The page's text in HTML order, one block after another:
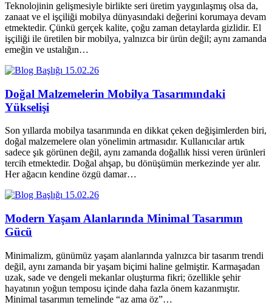
Teknolojinin gelişmesiyle birlikte seri üretim yaygınlaşmış olsa da,
zanaat ve el işçiliği mobilya dünyasındaki değerini korumaya devam
etmektedir. Çünkü gerçek kalite, çoğu zaman detaylarda gizlidir. El
işçiliği ile üretilen bir mobilya, yalnızca bir ürün değil; aynı zamanda
emeğin ve ustalığın…
15.02.26
Doğal Malzemelerin Mobilya Tasarımındaki
Yükselişi
Son yıllarda mobilya tasarımında en dikkat çeken değişimlerden biri,
doğal malzemelere olan yönelimin artmasıdır. Kullanıcılar artık
sadece şık görünen değil, aynı zamanda doğallık hissi veren ürünleri
tercih etmektedir. Doğal ahşap, bu dönüşümün merkezinde yer alır.
Her ağacın kendine özgü damar…
15.02.26
Modern Yaşam Alanlarında Minimal Tasarımın
Gücü
Minimalizm, günümüz yaşam alanlarında yalnızca bir tasarım trendi
değil, aynı zamanda bir yaşam biçimi haline gelmiştir. Karmaşadan
uzak, sade ve dengeli mekanlar oluşturma fikri; özellikle şehir
hayatının yoğun temposu içinde daha fazla önem kazanmıştır.
Minimal tasarımın temelinde “az ama öz”…